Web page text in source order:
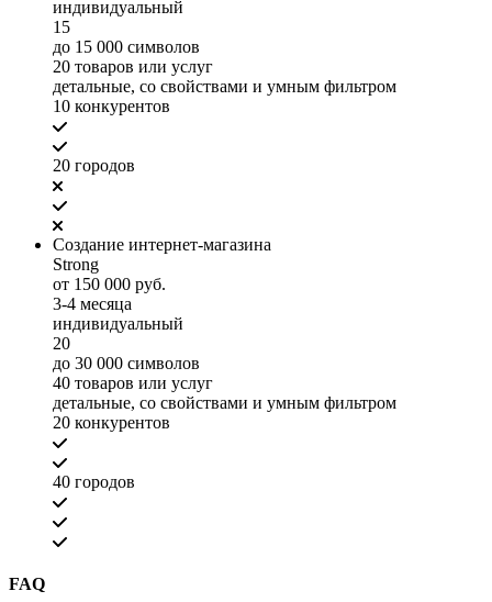
индивидуальный
15
до 15 000 символов
20 товаров или услуг
детальные, со свойствами и умным фильтром
10 конкурентов
20 городов
Создание интернет-магазина
Strong
от 150 000 руб.
3-4 месяца
индивидуальный
20
до 30 000 символов
40 товаров или услуг
детальные, со свойствами и умным фильтром
20 конкурентов
40 городов
FAQ